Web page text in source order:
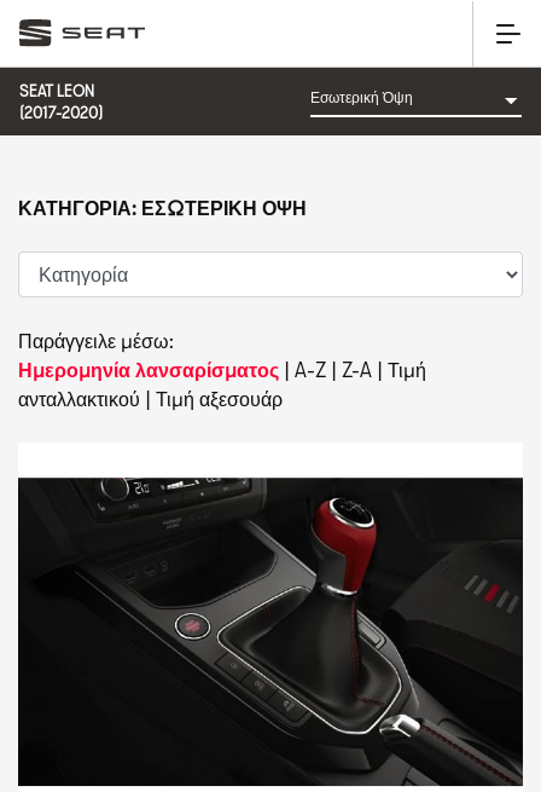
SEAT LEON
(2017-2020)
Παράγγειλε μέσω:
Ημερομηνία λανσαρίσματος | A-Z | Z-A | Τιμή
ανταλλακτικού | Τιμή αξεσουάρ
ΚΑΤΗΓΟΡΊΑ: ΕΣΩΤΕΡΙΚΉ ΌΨΗ